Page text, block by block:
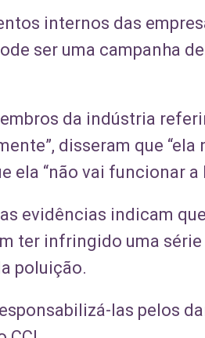
internos das
ser uma campanha
da indústria
disseram que
ela “não vai funcionar a
evidências indicam
ter infringido uma
poluição.
las pelos